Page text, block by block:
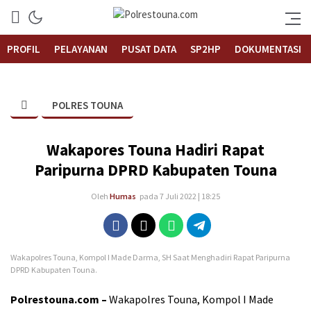
PROFIL
PELAYANAN PUSAT DATA SP2HP DOKUMENTASI
POLRES TOUNA
Wakapores Touna Hadiri Rapat
Paripurna DPRD Kabupaten Touna
Oleh Humas pada 7 Juli 2022 | 18:25
Wakapolres Touna, Kompol I Made Darma, SH Saat Menghadiri Rapat Paripurna
DPRD Kabupaten Touna.
Polrestouna.com – Wakapolres Touna, Kompol I Made